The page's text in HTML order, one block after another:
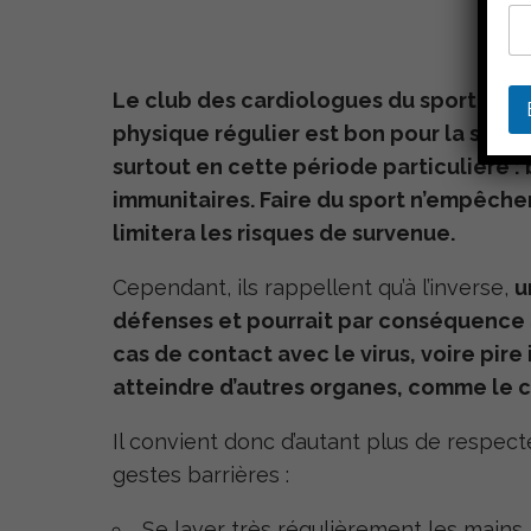
Le club des cardiologues du sport
physique régulier est bon pour la
surtout en cette période particulière :
immunitaires. Faire du sport
limitera les risques de survenue.
Cependant, ils rappellent qu’à l’inverse,
défenses et pourrait par
cas de contact avec le virus, voire
atteindre d’autres organes, comme le
Il convient donc d’autant plus de
gestes barrières :
e
m
i
l
m